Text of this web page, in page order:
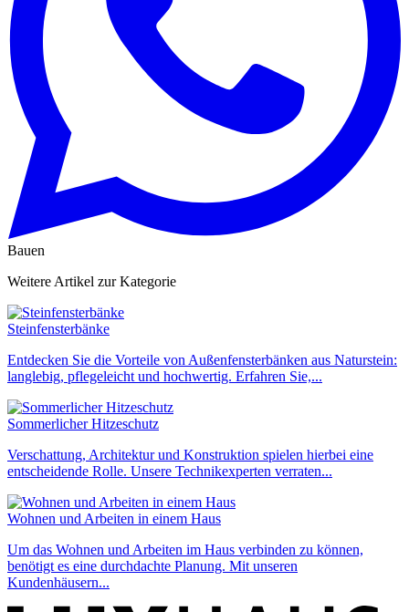
Bauen
Weitere Artikel zur Kategorie
Steinfensterbänke
Entdecken Sie die Vorteile von Außenfensterbänken aus Naturstein:
langlebig, pflegeleicht und hochwertig. Erfahren Sie,...
Sommerlicher Hitzeschutz
Verschattung, Architektur und Konstruktion spielen hierbei eine
entscheidende Rolle. Unsere Technikexperten verraten...
Wohnen und Arbeiten in einem Haus
Um das Wohnen und Arbeiten im Haus verbinden zu können,
benötigt es eine durchdachte Planung. Mit unseren
Kundenhäusern...